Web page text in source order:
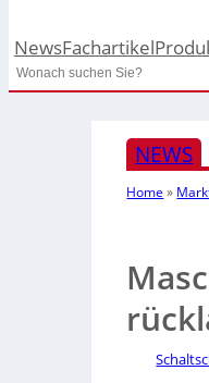
NewsFachartikel
Search
NEWS
Home »